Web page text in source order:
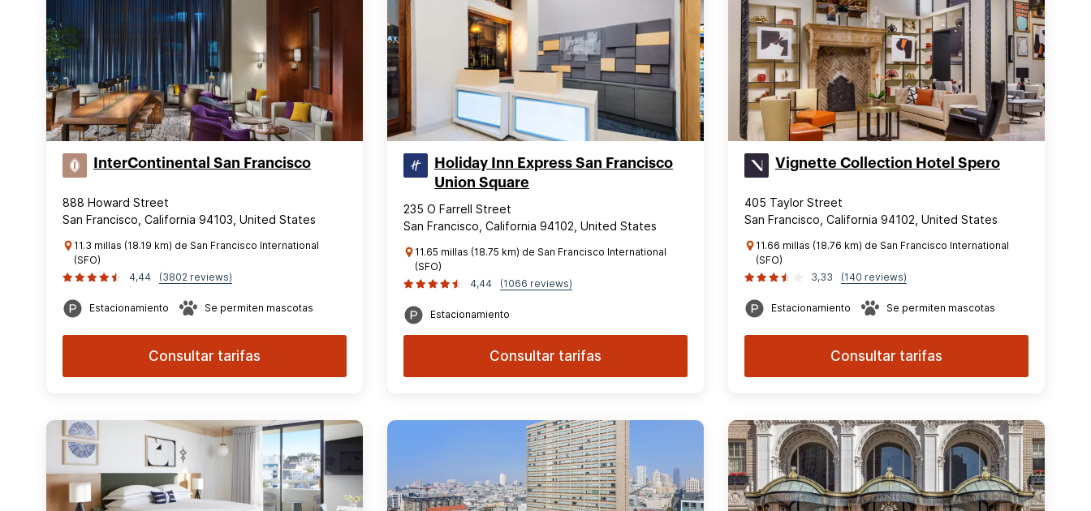
InterContinental San Francisco
888 Howard Street
San Francisco, California 94103, United States
11.3 millas (18.19 km) de San Francisco International
(SFO)
4,44
(3802 reviews)
Estacionamiento Se permiten mascotas
Consultar tarifas
Holiday Inn Express San Francisco
Union Square
235 O Farrell Street
San Francisco, California 94102, United States
11.65 millas (18.75 km) de San Francisco International
(SFO)
4,44
(1066 reviews)
Estacionamiento
Consultar tarifas
Vignette Collection Hotel Spero
405 Taylor Street
San Francisco, California 94102, United States
11.66 millas (18.76 km) de San Francisco International
(SFO)
3,33
(140 reviews)
Estacionamiento Se permiten mascotas
Consultar tarifas